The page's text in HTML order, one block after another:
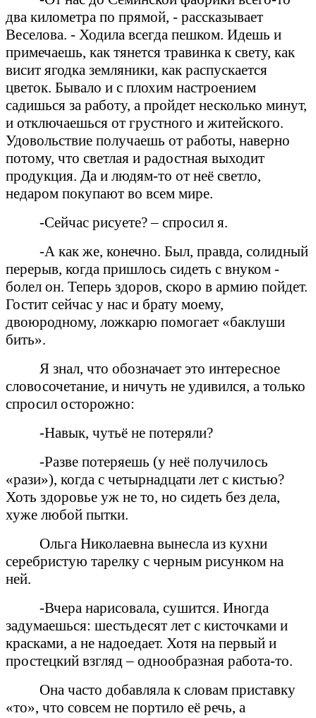
два километра по прямой, - рассказывает
Веселова. - Ходила всегда пешком. Идешь и
примечаешь, как тянется травинка к свету, как
висит ягодка земляники, как распускается
цветок. Бывало и с плохим настроением
садишься за работу, а пройдет несколько минут,
и отключаешься от грустного и житейского.
Удовольствие получаешь от работы, наверно
потому, что светлая и радостная выходит
продукция. Да и людям-то от неё светло,
недаром покупают во всем мире.
-Сейчас рисуете? – спросил я.
-А как же, конечно. Был, правда, солидный
перерыв, когда пришлось сидеть с внуком -
болел он. Теперь здоров, скоро в армию пойдет.
Гостит сейчас у нас и брату моему,
двоюродному, ложкарю помогает «баклуши
бить».
Я знал, что обозначает это интересное
словосочетание, и ничуть не удивился, а только
спросил осторожно:
-Навык, чутьё не потеряли?
-Разве потеряешь (у неё получилось
«рази»), когда с четырнадцати лет с кистью?
Хоть здоровье уж не то, но сидеть без дела,
хуже любой пытки.
Ольга Николаевна вынесла из кухни
серебристую тарелку с черным рисунком на
ней.
-Вчера нарисовала, сушится. Иногда
задумаешься: шестьдесят лет с кисточками и
красками, а не надоедает. Хотя на первый и
простецкий взгляд – однообразная работа-то.
Она часто добавляла к словам приставку
«то», что совсем не портило её речь, а